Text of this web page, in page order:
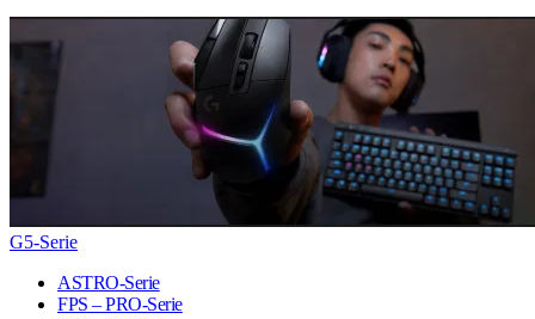
G5-Serie
ASTRO-Serie
FPS – PRO-Serie